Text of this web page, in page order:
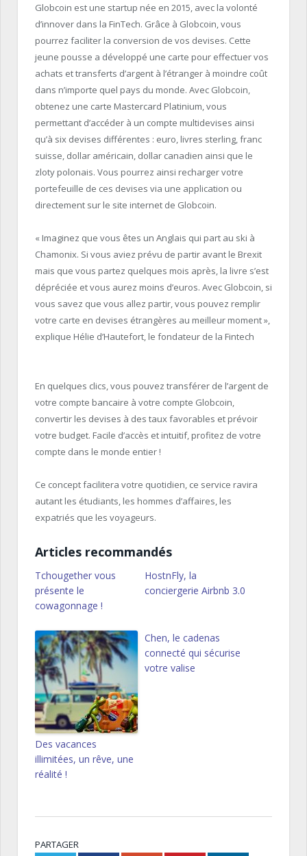
Globcoin est une startup née en 2015, avec la volonté
d’innover dans la FinTech. Grâce à Globcoin, vous
pourrez faciliter la conversion de vos devises. Cette
jeune pousse a développé une carte pour effectuer vos
achats et transferts d’argent à l’étranger à moindre coût
dans n’importe quel pays du monde. Avec Globcoin,
obtenez une carte Mastercard Platinium, vous
permettant d’accéder à un compte multidevises ainsi
qu’à six devises différentes : euro, livres sterling, franc
suisse, dollar américain, dollar canadien ainsi que le
zloty polonais. Vous pourrez ainsi recharger votre
portefeuille de ces devises via une application ou
directement sur le site internet de Globcoin.
« Imaginez que vous êtes un Anglais qui part au ski à
Chamonix. Si vous aviez prévu de partir avant le Brexit
mais que vous partez quelques mois après, la livre s’est
dépréciée et vous aurez moins d’euros. Avec Globcoin, si
vous savez que vous allez partir, vous pouvez remplir
votre carte en devises étrangères au meilleur moment »,
explique Hélie d’Hautefort, le fondateur de la Fintech
En quelques clics, vous pouvez transférer de l’argent de
votre compte bancaire à votre compte Globcoin,
convertir les devises à des taux favorables et prévoir
votre budget. Facile d’accès et intuitif, profitez de votre
compte dans le monde entier !
Ce concept facilitera votre quotidien, ce service ravira
autant les étudiants, les hommes d’affaires, les
expatriés que les voyageurs.
Articles recommandés
Tchougether vous
présente le
cowagonnage !
HostnFly, la
conciergerie Airbnb 3.0
Des vacances
illimitées, un rêve, une
réalité !
Chen, le cadenas
connecté qui sécurise
votre valise
PARTAGER